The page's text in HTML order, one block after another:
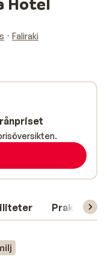
Faliraki
Praktisk